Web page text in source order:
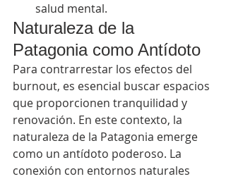
salud mental.
Naturaleza de la
Patagonia como Antídoto
Para contrarrestar los efectos del
burnout, es esencial buscar espacios
que proporcionen tranquilidad y
renovación. En este contexto, la
naturaleza de la Patagonia emerge
como un antídoto poderoso. La
conexión con entornos naturales